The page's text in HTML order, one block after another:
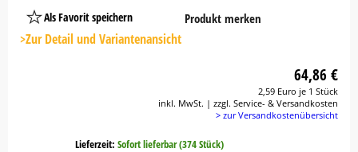
Als Favorit speichern
Platzhalter
Button
Produkt merken
>Zur Detail und Variantenansicht
64,86 €
2,59 Euro je 1 Stück
inkl. MwSt. | zzgl. Service- & Versandkosten
> zur Versandkostenübersicht
Lieferzeit: Sofort lieferbar (374 Stück)